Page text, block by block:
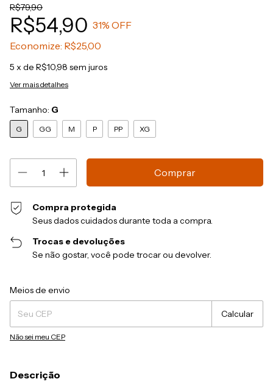
R$79,90
R$54,90 31% OFF
Economize: R$25,00
5 x de R$10,98 sem juros
Ver mais detalhes
Tamanho: G
G GG M P PP XG
Compra protegida
Seus dados cuidados durante toda a compra.
Trocas e devoluções
Se não gostar, você pode trocar ou devolver.
Entregas para o CEP:
Meios de envio
Calcular
Não sei meu CEP
Descrição